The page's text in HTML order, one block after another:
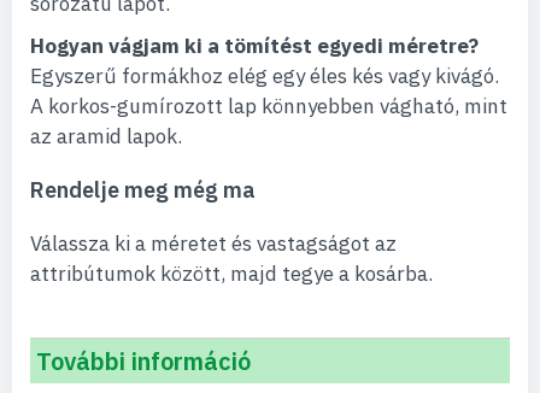
Hogyan vágjam ki a tömítést egyedi méretre?
Egyszerű formákhoz elég egy éles kés vagy kivágó.
A korkos-gumírozott lap könnyebben vágható, mint
az aramid lapok.
Rendelje meg még ma
Válassza ki a méretet és vastagságot az
attribútumok között, majd tegye a kosárba.
További információ